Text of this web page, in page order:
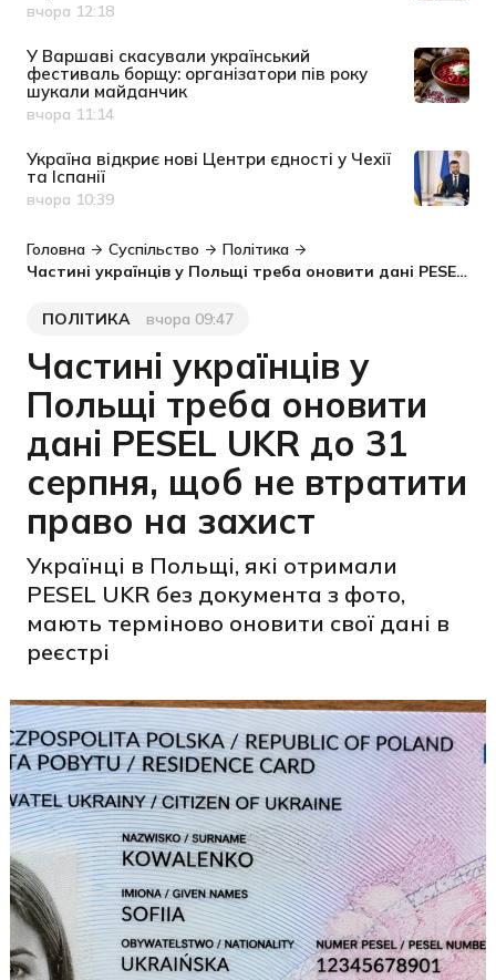
Дата публікації
вчора 12:18
У Варшаві скасували український
фестиваль борщу: організатори пів року
шукали майданчик
Дата публікації
вчора 11:14
Україна відкриє нові Центри єдності у Чехії
та Іспанії
Дата публікації
вчора 10:39
Головна Суспільство
Політика
Частині українців у Польщі треба оновити дані PESEL UKR до 31 серпня, щоб не втратити право на захист
Категорія
ПОЛІТИКА
Дата публікації
вчора 09:47
Частині українців у
Польщі треба оновити
дані PESEL UKR до 31
серпня, щоб не втратити
право на захист
Українці в Польщі, які отримали
PESEL UKR без документа з фото,
мають терміново оновити свої дані в
реєстрі